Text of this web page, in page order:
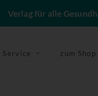
Verlag für alle
Service zum